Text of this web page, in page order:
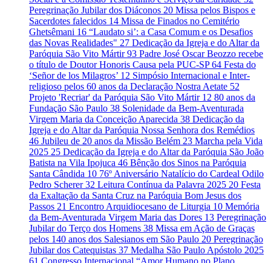
Peregrinação Jubilar dos Diáconos 20 Missa pelos Bispos e
Sacerdotes falecidos 14 Missa de Finados no Cemitério
Ghetsêmani 16 “Laudato si’: a Casa Comum e os Desafios
das Novas Realidades" 27 Dedicação da Igreja e do Altar da
Paróquia São Vito Mártir93 Padre José Oscar Beozzo recebe
o título de Doutor Honoris Causa pela PUC-SP64 Festa do
‘Señor de los Milagros’ 12 Simpósio Internacional e Inter-
religioso pelos 60 anos da Declaração Nostra Aetate 52
Projeto 'Recriar' da Paróquia São Vito Mártir 12 80 anos da
Fundação São Paulo 38 Solenidade da Bem-Aventurada
Virgem Maria da Conceição Aparecida 38 Dedicação da
Igreja e do Altar da Paróquia Nossa Senhora dos Remédios
46 Jubileu de 20 anos da Missão Belém 23 Marcha pela Vida
2025 25 Dedicação da Igreja e do Altar da Paróquia São João
Batista na Vila Ipojuca 46 Bênção dos Sinos na Paróquia
Santa Cândida 10 76º Aniversário Natalício do Cardeal Odilo
Pedro Scherer32 Leitura Contínua da Palavra 2025 20 Festa
da Exaltação da Santa Cruz na Paróquia Bom Jesus dos
Passos 21 Encontro Arquidiocesano de Liturgia 10 Memória
da Bem-Aventurada Virgem Maria das Dores 13 Peregrinação
Jubilar do Terço dos Homens 38 Missa em Ação de Graças
pelos 140 anos dos Salesianos em São Paulo 20 Peregrinação
Jubilar dos Catequistas 37 Medalha São Paulo Apóstolo 2025
61 Congresso Internacional “Amor Humano no Plano